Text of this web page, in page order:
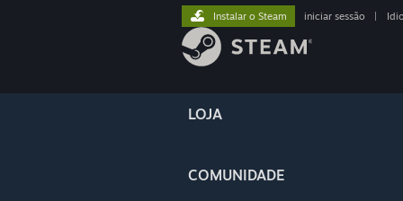
LOJA
COMUNIDADE
Instalar o Steam iniciar sessão